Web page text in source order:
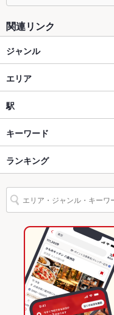
ソファー あり
テラス席
貸切
設備
Wi-Fi
ー
駐車場
英語メニュ
ー
あり
飲み放題
あり ：飲み放題
4000円の飲み放
食べ放題 あり
関連リンク
ジャンル
ダイニングバー・バル
スペインバル・イタリアンバ
帯広・釧路・北見・河東郡
帯広・釧路・北見・河東郡
帯広駅 × ダイニングバー・
帯広駅 × スペインバル・イ
ステーキ・ハンバーグ
帯広・釧路・北見・河東郡 ×
エリア
帯広
帯広 × ダイニングバー・バル
帯広 × スペインバル・イタ
帯広 × 洋食
帯広 × ステーキ・ハンバー
北海道 × ダイニングバー・
北海道 × スペインバル・
駅
帯広駅
キーワード
からあげ
アヒージョ パエリア
ランキング
北海道のグルメランキング
北海道のダイニングバー・
北海道のスペインバル・イ
帯広・釧路・北見・河東
帯広・釧路・北見・河東郡